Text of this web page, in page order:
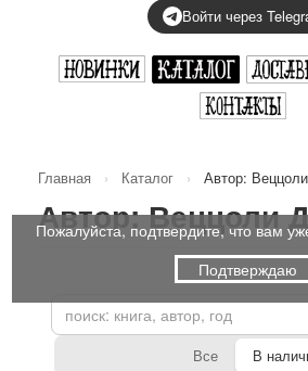
Войти через
Главная › Каталог › Автор:
Автор: Веццоли
Все
В
Пожалуйста, подтвердите, что вам
Подтверждаю